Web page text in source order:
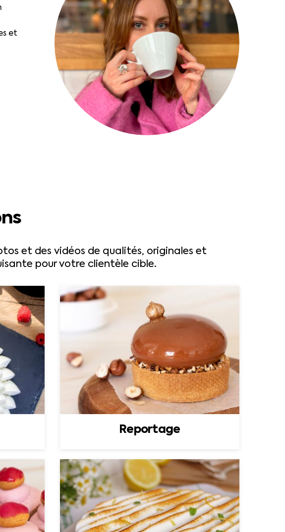
et
et des vidéos de qualités, originales et
pour votre clientèle cible.
Reportage